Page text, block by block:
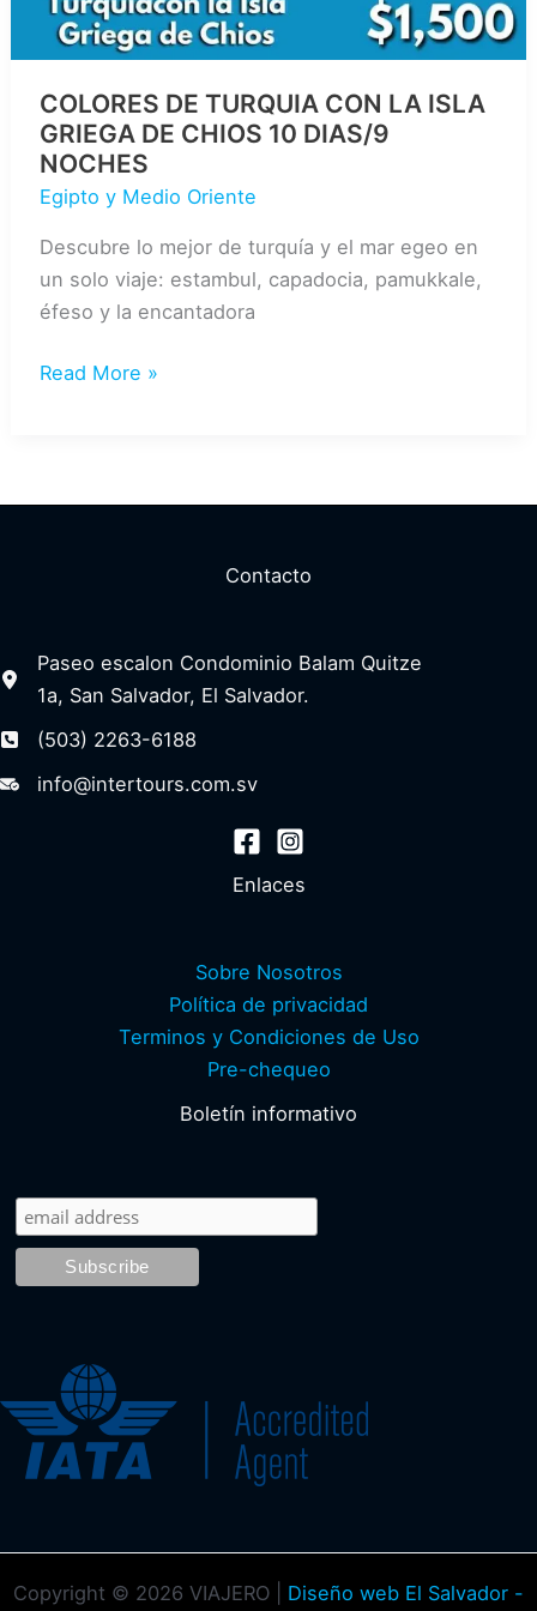
COLORES DE TURQUIA CON LA ISLA
GRIEGA DE CHIOS 10 DIAS/9
NOCHES
Egipto y Medio Oriente
Descubre lo mejor de turquía y el mar egeo en
un solo viaje: estambul, capadocia, pamukkale,
éfeso y la encantadora
COLORES
LA
10
DIAS/9
NOCHES
Read More »
Contacto
Paseo escalon Condominio Balam Quitze
1a, San Salvador, El Salvador.
(503) 2263-6188
info@intertours.com.sv
Enlaces
Sobre Nosotros
Política de privacidad
Terminos y Condiciones de Uso
Pre-chequeo
Boletín informativo
Copyright © 2026 VIAJERO | Diseño web El Salvador -